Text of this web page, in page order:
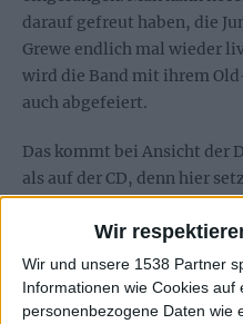
Wir
Wir und unsere 1538 Partner
Informationen wie Cookies
personenbezogene Daten wie
darauf gefreut haben, die
Grewe endlich mal wieder
wird die Band mit ihrem
auch abgefeiert.
Das kommt bei Ansicht der
als auf der CD, denn hier
Lightshow und die Präsenz
noch zusätzliche Akzente.
Split nie gegeben, und mit
ein neuer, sehr guter
noch zusätzlich nach vorne